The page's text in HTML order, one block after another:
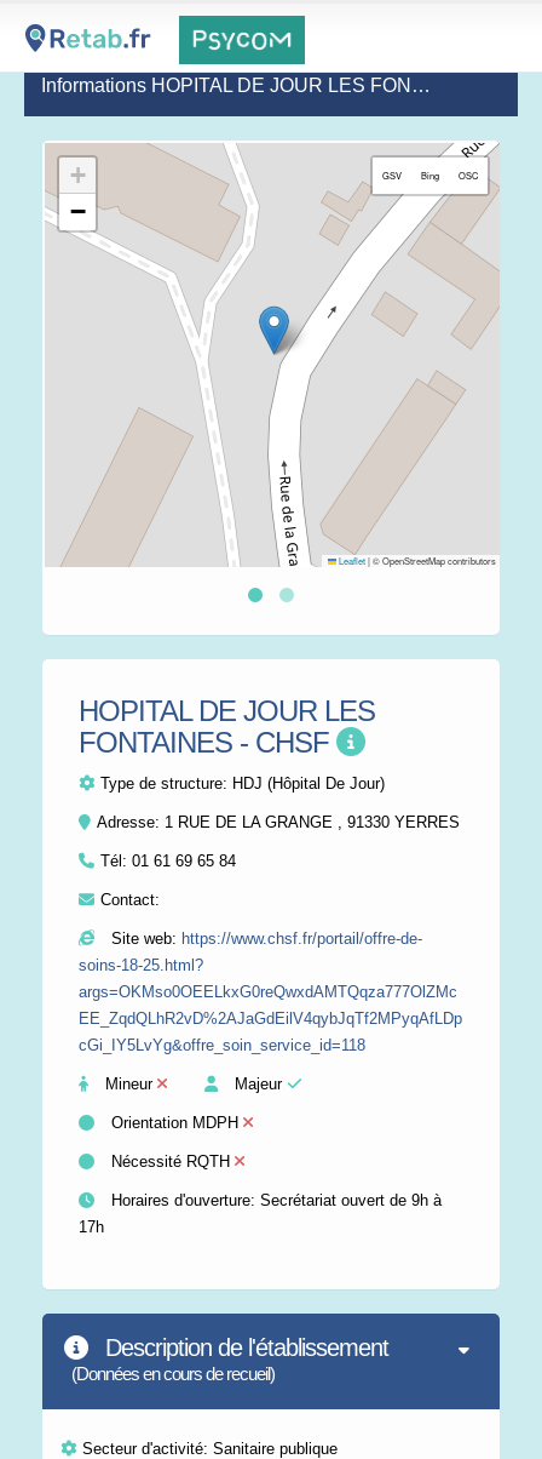
Informations HOPITAL DE JOUR LES FONTAINES - CHSF
+
−
GSV Bing OSC
Leaflet|© OpenStreetMap contributors
HOPITAL DE JOUR LES
FONTAINES - CHSF
Type de structure: HDJ (Hôpital De Jour)
Adresse: 1 RUE DE LA GRANGE , 91330 YERRES
Tél: 01 61 69 65 84
Contact:
Site web: https://www.chsf.fr/portail/offre-de-
soins-18-25.html?
args=OKMso0OEELkxG0reQwxdAMTQqza777OlZMc
EE_ZqdQLhR2vD%2AJaGdEilV4qybJqTf2MPyqAfLDp
cGi_IY5LvYg&offre_soin_service_id=118
Mineur Majeur
Orientation MDPH
Nécessité RQTH
Horaires d'ouverture: Secrétariat ouvert de 9h à
17h
Description de l'établissement
(Données en cours de recueil)
Secteur d'activité: Sanitaire publique